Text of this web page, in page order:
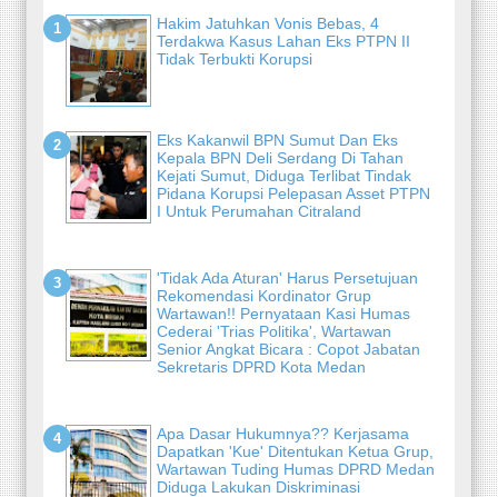
Hakim Jatuhkan Vonis Bebas, 4
Terdakwa Kasus Lahan Eks PTPN II
Tidak Terbukti Korupsi
Eks Kakanwil BPN Sumut Dan Eks
Kepala BPN Deli Serdang Di Tahan
Kejati Sumut, Diduga Terlibat Tindak
Pidana Korupsi Pelepasan Asset PTPN
I Untuk Perumahan Citraland
'Tidak Ada Aturan' Harus Persetujuan
Rekomendasi Kordinator Grup
Wartawan!! Pernyataan Kasi Humas
Cederai 'Trias Politika', Wartawan
Senior Angkat Bicara : Copot Jabatan
Sekretaris DPRD Kota Medan
Apa Dasar Hukumnya?? Kerjasama
Dapatkan 'Kue' Ditentukan Ketua Grup,
Wartawan Tuding Humas DPRD Medan
Diduga Lakukan Diskriminasi